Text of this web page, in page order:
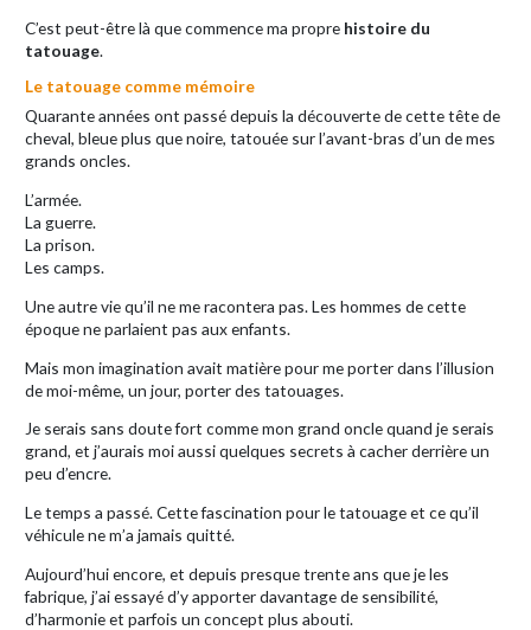
C’est peut-être là que commence ma propre histoire du
tatouage.
Le tatouage comme mémoire
Quarante années ont passé depuis la découverte de cette tête de
cheval, bleue plus que noire, tatouée sur l’avant-bras d’un de mes
grands oncles.
L’armée.
La guerre.
La prison.
Les camps.
Une autre vie qu’il ne me racontera pas. Les hommes de cette
époque ne parlaient pas aux enfants.
Mais mon imagination avait matière pour me porter dans l’illusion
de moi-même, un jour, porter des tatouages.
Je serais sans doute fort comme mon grand oncle quand je serais
grand, et j’aurais moi aussi quelques secrets à cacher derrière un
peu d’encre.
Le temps a passé. Cette fascination pour le tatouage et ce qu’il
véhicule ne m’a jamais quitté.
Aujourd’hui encore, et depuis presque trente ans que je les
fabrique, j’ai essayé d’y apporter davantage de sensibilité,
d’harmonie et parfois un concept plus abouti.